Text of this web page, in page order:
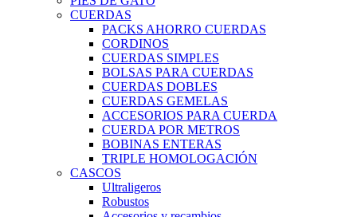
CUERDAS
PACKS AHORRO CUERDAS
CORDINOS
CUERDAS SIMPLES
BOLSAS PARA CUERDAS
CUERDAS DOBLES
CUERDAS GEMELAS
ACCESORIOS PARA CUERDA
CUERDA POR METROS
BOBINAS ENTERAS
TRIPLE HOMOLOGACIÓN
CASCOS
Ultraligeros
Robustos